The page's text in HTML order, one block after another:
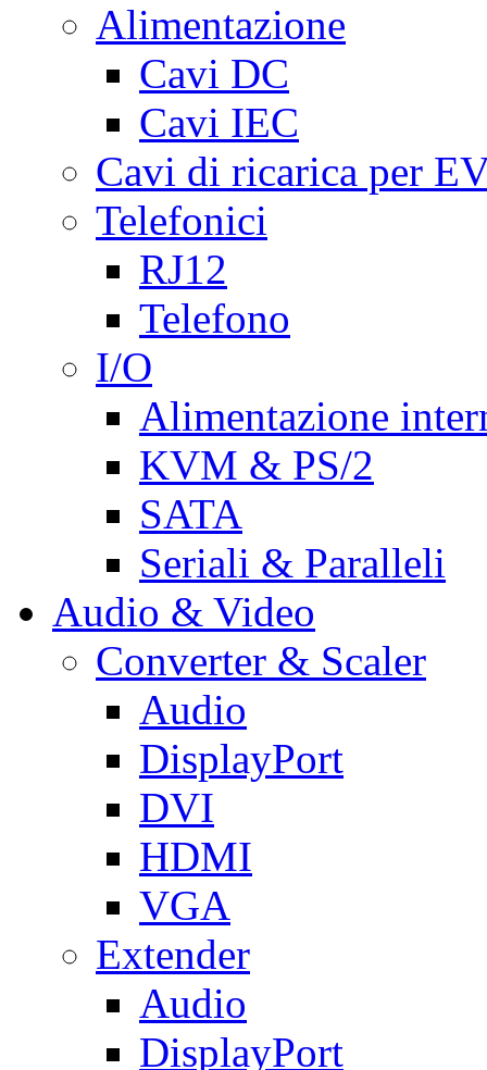
Alimentazione
Cavi DC
Cavi IEC
Cavi di ricarica per
Telefonici
RJ12
Telefono
I/O
Alimentazione
KVM & PS/2
SATA
Seriali & Paralleli
Audio & Video
Converter & Scaler
Audio
DisplayPort
DVI
HDMI
VGA
Extender
Audio
DisplayPort